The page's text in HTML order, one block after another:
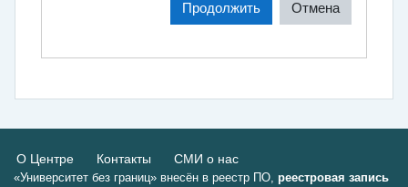
Продолжить Отмена
О Центре Контакты СМИ о нас
«Университет без границ» внесён в реестр ПО, реестровая запись